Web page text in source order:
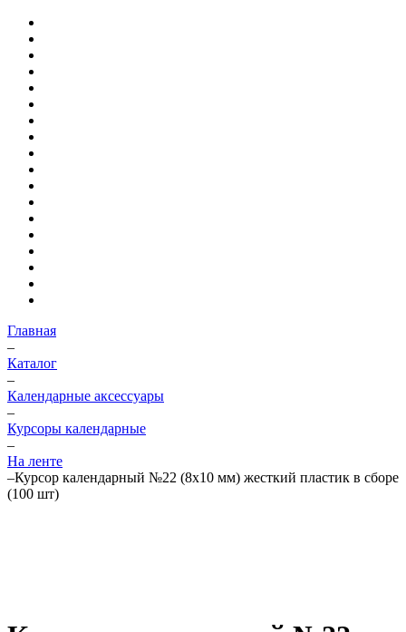
Главная
–
Каталог
–
Календарные аксессуары
–
Курсоры календарные
–
На ленте
–Курсор календарный №22 (8x10 мм) жесткий пластик в сборе
(100 шт)